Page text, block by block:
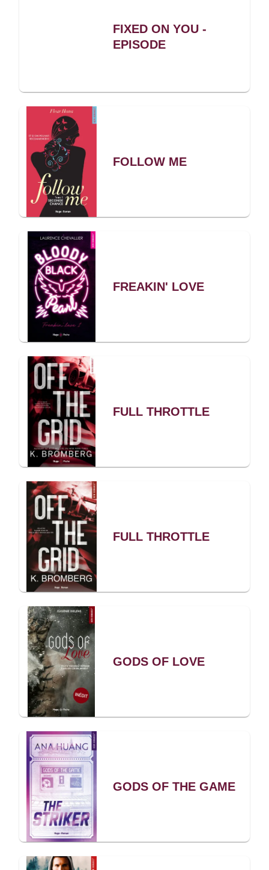
FIXED ON YOU -
EPISODE
FOLLOW ME
FREAKIN' LOVE
FULL THROTTLE
FULL THROTTLE
GODS OF LOVE
GODS OF THE GAME